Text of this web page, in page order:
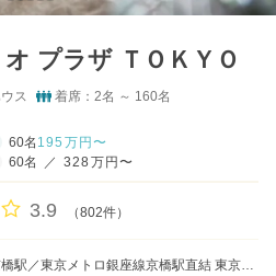
プラザ ＴＯＫＹＯ
ス 着席：2名 ～ 160名
60名 195 万円〜
60名 ／ 328万円〜
口コミ評価
3.9 （802件）
トロ銀座線京橋駅直結 東京駅／ JR・地下鉄東京駅八重洲南口より徒歩5分 宝町駅／都営地下鉄浅草線A4出口より徒歩3分 銀座一丁目駅／東京メトロ有楽町線7番出口より徒歩3分 ▷待ち合わせ場所：「京橋駅」1番出口地上付近でスタッフとお待ち合わせです。